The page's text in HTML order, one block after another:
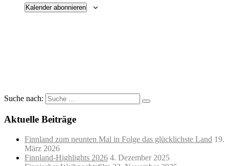
Kalender abonnieren
Suche nach:
Aktuelle Beiträge
Finnland zum neunten Mal in Folge das glücklichste Land 19.
März 2026
Finnland-Highlights 2026 4. Dezember 2025